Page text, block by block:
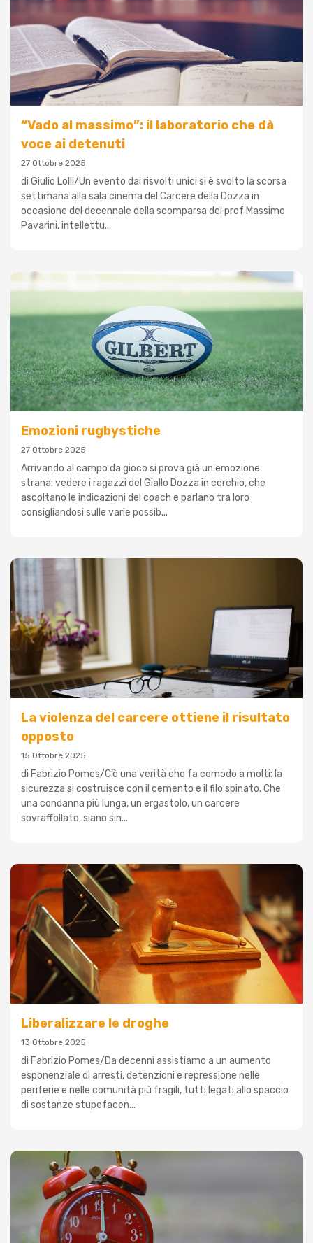
“Vado al massimo”: il laboratorio che dà
voce ai detenuti
27 Ottobre 2025
di Giulio Lolli/Un evento dai risvolti unici si è svolto la scorsa
settimana alla sala cinema del Carcere della Dozza in
occasione del decennale della scomparsa del prof Massimo
Pavarini, intellettu...
Emozioni rugbystiche
27 Ottobre 2025
Arrivando al campo da gioco si prova già un'emozione
strana: vedere i ragazzi del Giallo Dozza in cerchio, che
ascoltano le indicazioni del coach e parlano tra loro
consigliandosi sulle varie possib...
La violenza del carcere ottiene il risultato
opposto
15 Ottobre 2025
di Fabrizio Pomes/C’è una verità che fa comodo a molti: la
sicurezza si costruisce con il cemento e il filo spinato. Che
una condanna più lunga, un ergastolo, un carcere
sovraffollato, siano sin...
Liberalizzare le droghe
13 Ottobre 2025
di Fabrizio Pomes/Da decenni assistiamo a un aumento
esponenziale di arresti, detenzioni e repressione nelle
periferie e nelle comunità più fragili, tutti legati allo spaccio
di sostanze stupefacen...